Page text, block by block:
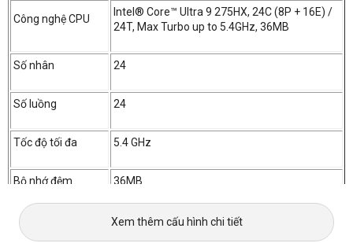
Công nghệ CPU
Intel® Core™ Ultra 9 275HX, 24C (8P + 16E) /
24T, Max Turbo up to 5.4GHz, 36MB
Số nhân 24
Số luồng 24
Tốc độ tối đa 5.4 GHz
Bộ nhớ đệm 36MB
Bộ nhớ trong (RAM)Xem thêm cấu hình chi tiết